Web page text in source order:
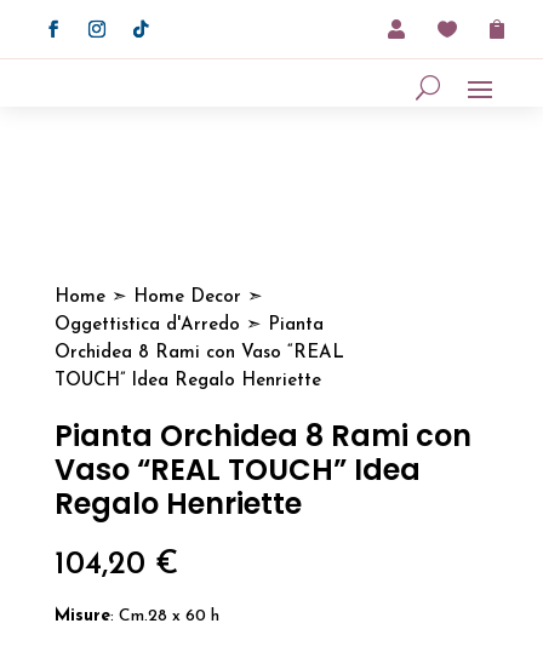
  
Home➣ Home Decor ➣
Oggettistica d'Arredo ➣ Pianta
Orchidea 8 Rami con Vaso “REAL
TOUCH” Idea Regalo Henriette
Pianta Orchidea 8 Rami con
Vaso “REAL TOUCH” Idea
Regalo Henriette
104,20 €
Misure: Cm.28 x 60 h